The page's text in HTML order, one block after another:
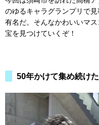
のゆるキャラグランプリで
有名だ。そんなかわいいマ
宝を見つけていくぞ！
50年かけて集め続け